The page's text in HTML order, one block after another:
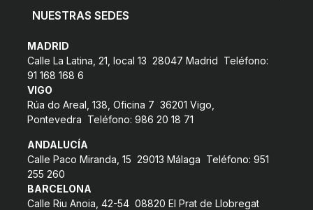
NUESTRAS SEDES
MADRID
Calle La Latina, 21, local 13 28047 Madrid Teléfono:
91 168 168 6
VIGO
Rúa do Areal, 138, Oficina 7 36201 Vigo,
Pontevedra Teléfono: 986 20 18 71
ANDALUCÍA
Calle Paco Miranda, 15 29013 Málaga Teléfono: 951
255 260
BARCELONA
Calle Riu Anoia, 42-54 08820 El Prat de Llobregat